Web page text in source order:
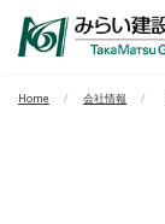
Home 会社情報